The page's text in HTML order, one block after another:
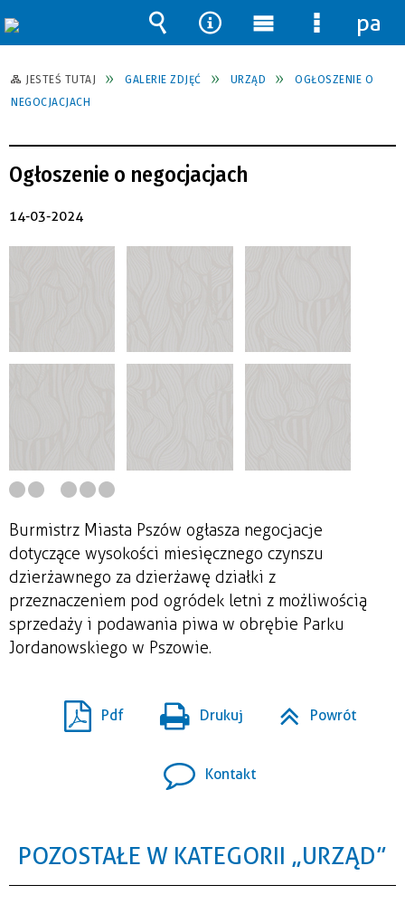
JESTEŚ TUTAJ GALERIE ZDJĘĆ URZĄD
OGŁOSZENIE O
NEGOCJACJACH
Ogłoszenie o negocjacjach
14-03-2024
Burmistrz Miasta Pszów ogłasza negocjacje
dotyczące wysokości miesięcznego czynszu
dzierżawnego za dzierżawę działki z
przeznaczeniem pod ogródek letni z możliwością
sprzedaży i podawania piwa w obrębie Parku
Jordanowskiego w Pszowie.
Pdf Drukuj Powrót
Kontakt
POZOSTAŁE W KATEGORII „URZĄD”
Wyszukiwarka
Narzędzia
Menu
główne
Menu